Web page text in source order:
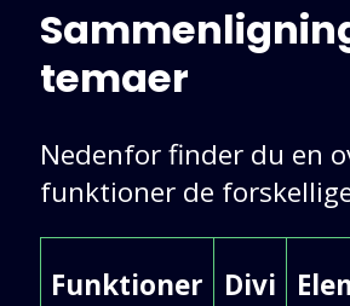
temaer
Nedenfor finder du en
funktioner de
Funktioner Divi